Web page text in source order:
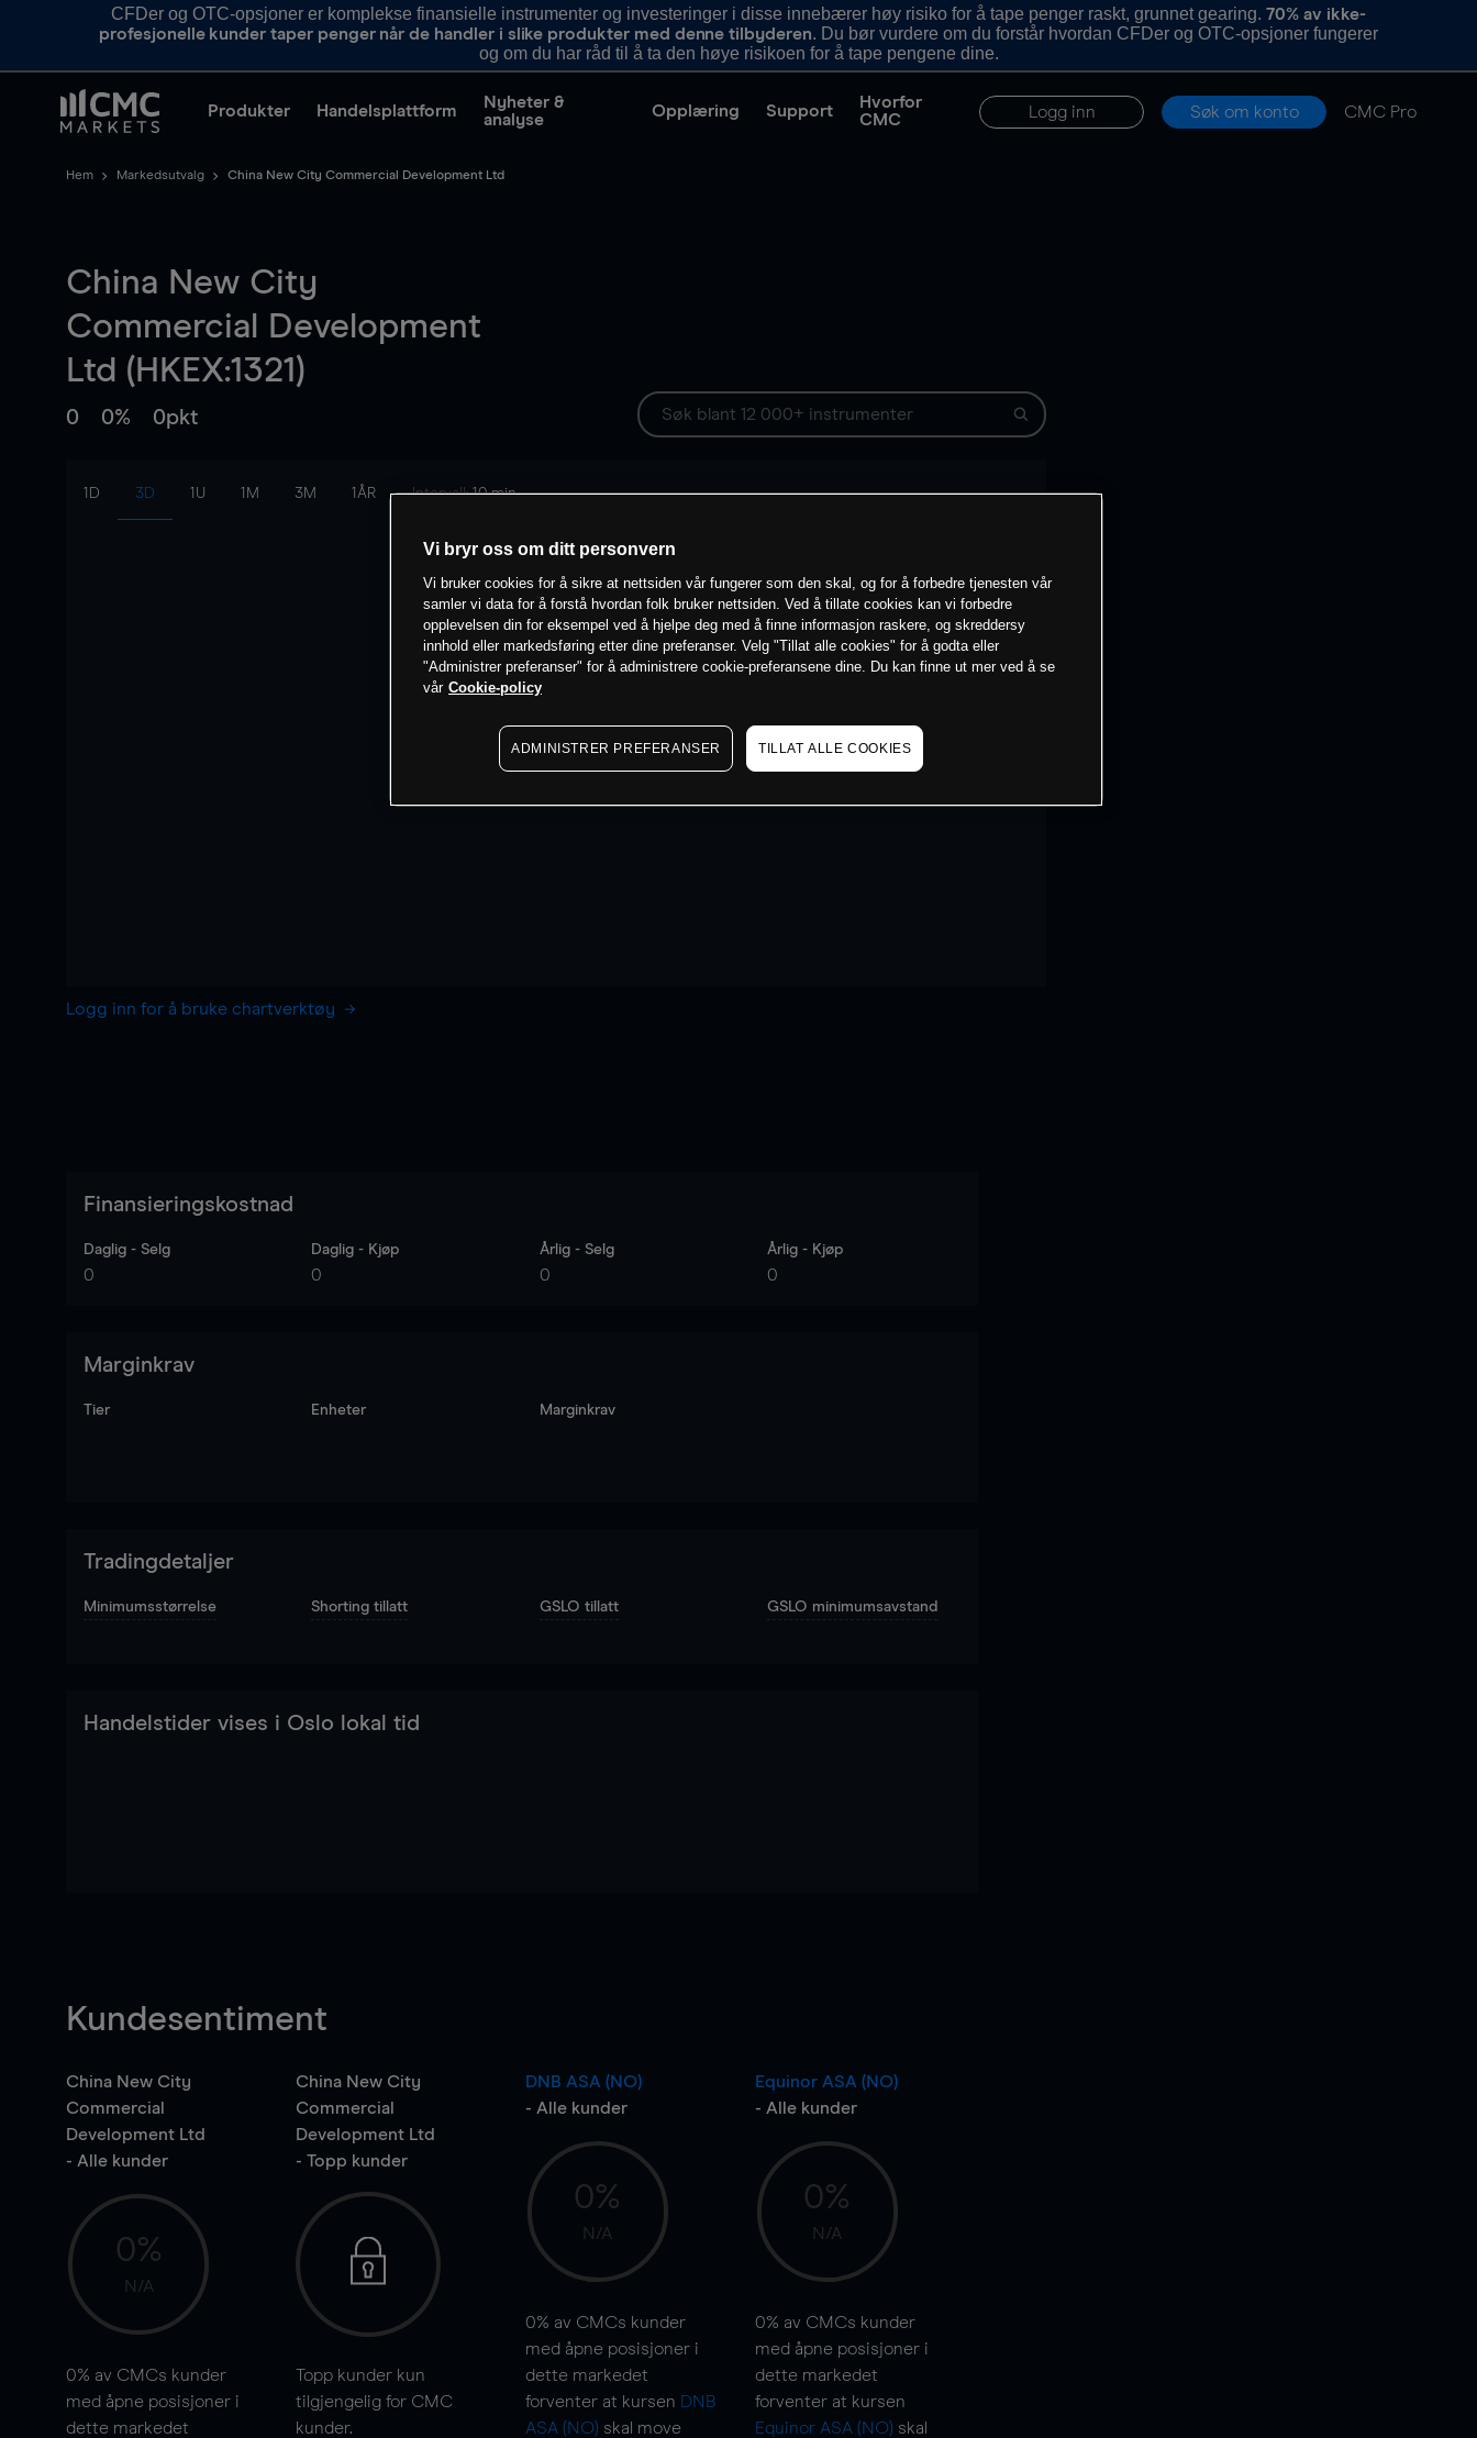
CFDer og OTC-opsjoner er komplekse finansielle instrumenter og investeringer i disse innebærer høy risiko for å tape penger raskt, grunnet gearing.70% av ikke-
profesjonelle kunder taper penger når de handler i slike produkter med denne tilbyderen. Du bør vurdere om du forstår hvordan CFDer og OTC-opsjoner fungerer
og om du har råd til å ta den høye risikoen for å tape pengene dine.
Produkter Handelsplattform
Nyheter &
analyse
Opplæring Support
Hvorfor
CMC
Logg inn Søk om konto CMC Pro
Hem Markedsutvalg China New City Commercial Development Ltd
China New City
Commercial Development
Ltd (HKEX:1321)
0 0% 0pkt
1D 3D 1U 1M 3M 1ÅR Intervall:10 min
Logg inn for å bruke chartverktøy
Finansieringskostnad
Daglig - Selg
0
Daglig - Kjøp
0
Årlig - Selg
0
Årlig - Kjøp
0
Marginkrav
Tier Enheter Marginkrav
Tradingdetaljer
Minimumsstørrelse Shorting tillatt GSLO tillatt GSLO minimumsavstand
Handelstider vises i Oslo lokal tid
Kundesentiment
China New City
Commercial
Development Ltd
- Alle kunder
0%
N/A
0% av CMCs kunder
med åpne posisjoner i
dette markedet
China New City
Commercial
Development Ltd
- Topp kunder
Topp kunder kun
tilgjengelig for CMC
kunder.
DNB ASA (NO)
- Alle kunder
0%
N/A
0% av CMCs kunder
med åpne posisjoner i
dette markedet
forventer at kursen DNB
ASA (NO) skal move
Equinor ASA (NO)
- Alle kunder
0%
N/A
0% av CMCs kunder
med åpne posisjoner i
dette markedet
forventer at kursen
Equinor ASA (NO) skal
Vi bryr oss om ditt personvern
Vi bruker cookies for å sikre at nettsiden vår fungerer som den skal, og for å forbedre tjenesten vår
samler vi data for å forstå hvordan folk bruker nettsiden. Ved å tillate cookies kan vi forbedre
opplevelsen din for eksempel ved å hjelpe deg med å finne informasjon raskere, og skreddersy
innhold eller markedsføring etter dine preferanser. Velg "Tillat alle cookies" for å godta eller
"Administrer preferanser" for å administrere cookie-preferansene dine. Du kan finne ut mer ved å se
vår Cookie-policy
ADMINISTRER PREFERANSER TILLAT ALLE COOKIES